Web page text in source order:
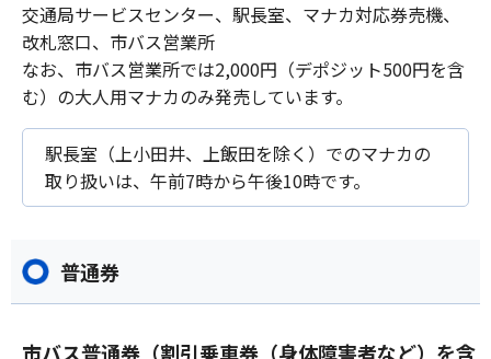
交通局サービスセンター、駅長室、マナカ対応券売機、
改札窓口、市バス営業所
なお、市バス営業所では2,000円（デポジット500円を含
む）の大人用マナカのみ発売しています。
駅長室（上小田井、上飯田を除く）でのマナカの
取り扱いは、午前7時から午後10時です。
普通券
市バス普通券（割引乗車券（身体障害者など）を含